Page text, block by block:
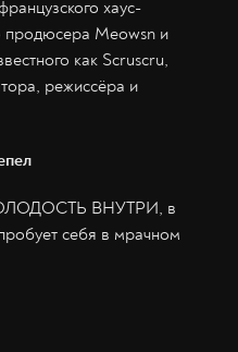
хаус-
продюсера Meowsn и
как Scruscru,
режиссёра и
ВНУТРИ, в
себя в мрачном